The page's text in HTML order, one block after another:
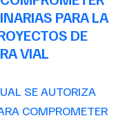
PARA LA
DE
VIAL